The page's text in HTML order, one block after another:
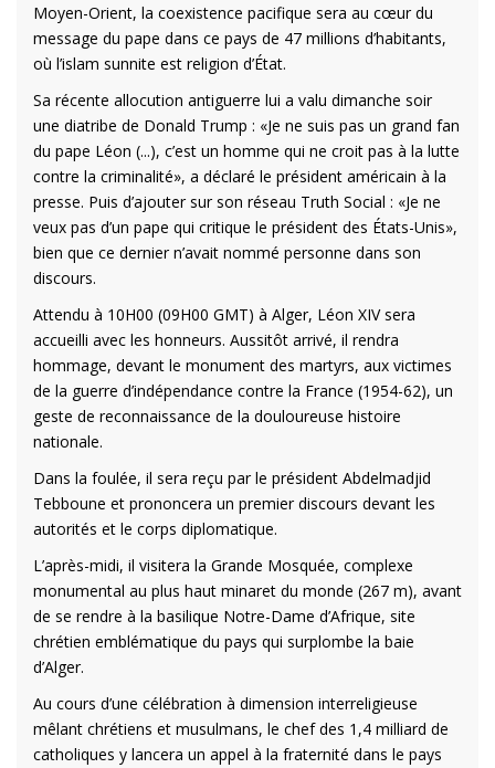
Moyen-Orient, la coexistence pacifique sera au cœur du
message du pape dans ce pays de 47 millions d’habitants,
où l’islam sunnite est religion d’État.
Sa récente allocution antiguerre lui a valu dimanche soir
une diatribe de Donald Trump : «Je ne suis pas un grand fan
du pape Léon (...), c’est un homme qui ne croit pas à la lutte
contre la criminalité», a déclaré le président américain à la
presse. Puis d’ajouter sur son réseau Truth Social : «Je ne
veux pas d’un pape qui critique le président des États-Unis»,
bien que ce dernier n’avait nommé personne dans son
discours.
Attendu à 10H00 (09H00 GMT) à Alger, Léon XIV sera
accueilli avec les honneurs. Aussitôt arrivé, il rendra
hommage, devant le monument des martyrs, aux victimes
de la guerre d’indépendance contre la France (1954-62), un
geste de reconnaissance de la douloureuse histoire
nationale.
Dans la foulée, il sera reçu par le président Abdelmadjid
Tebboune et prononcera un premier discours devant les
autorités et le corps diplomatique.
L’après-midi, il visitera la Grande Mosquée, complexe
monumental au plus haut minaret du monde (267 m), avant
de se rendre à la basilique Notre-Dame d’Afrique, site
chrétien emblématique du pays qui surplombe la baie
d’Alger.
Au cours d’une célébration à dimension interreligieuse
mêlant chrétiens et musulmans, le chef des 1,4 milliard de
catholiques y lancera un appel à la fraternité dans le pays